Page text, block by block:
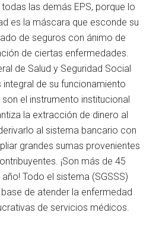
las demás EPS, porque lo
es la máscara que esconde su
de seguros con ánimo de
de ciertas enfermedades.
de Salud y Seguridad Social
integral de su funcionamiento
el instrumento institucional
la extracción de dinero al
al sistema bancario con
grandes sumas provenientes
¡Son más de 45
Todo el sistema (SGSSS)
de atender la enfermedad
de servicios médicos.